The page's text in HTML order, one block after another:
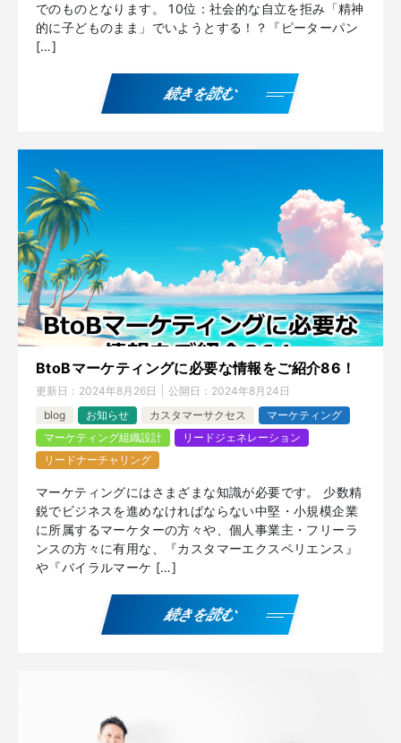
でのものとなります。 10位：社会的な自立を拒み「精神
的に子どものまま」でいようとする！？『ピーターパン
[…]
続きを読む
BtoBマーケティングに必要な情報をご紹介86！
更新日： 2024年8月26日 公開日： 2024年8月24日
blog
お知らせ カスタマーサクセス
マーケティング
マーケティング組織設計
リードジェネレーション
リードナーチャリング
マーケティングにはさまざまな知識が必要です。 少数精
鋭でビジネスを進めなければならない中堅・小規模企業
に所属するマーケターの方々や、個人事業主・フリーラ
ンスの方々に有用な、『カスタマーエクスペリエンス』
や『バイラルマーケ […]
続きを読む